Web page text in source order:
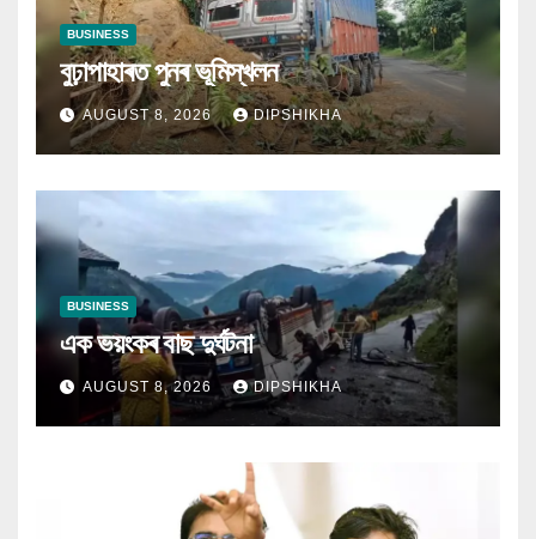
BUSINESS
বুঢ়াপাহাৰত পুনৰ ভূমিস্খলন
AUGUST 8, 2026 DIPSHIKHA
BUSINESS
এক ভয়ংকৰ বাছ দুৰ্ঘটনা
AUGUST 8, 2026 DIPSHIKHA